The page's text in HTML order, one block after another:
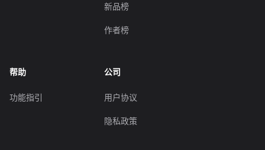
新品榜
作者榜
帮助
功能指引
公司
用户协议
隐私政策